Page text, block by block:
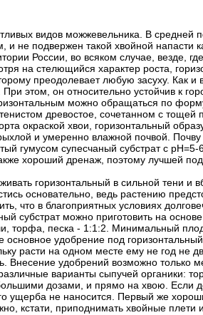
видов можжевельника. В средней
не подвержен такой хвойной напасти
России, во всяком случае, везде,
на стелющийся характер роста,
преодолевает любую засуху. Как и
этом, он относительно устойчив к
можно обращаться по
древостое, сочетанном с тощей
окраской хвои, горизонтальный
и умеренно влажной почвой.
гумусом супесчаный субстрат с
хороший дренаж, поэтому лучшей
горизонтальный в сильной тени и
основательно, ведь растению
что в благоприятных условиях
субстрат можно приготовить на
торфа, песка - 1:1:2. Минимальный
основное удобрение под
расти на одном месте ему не год не
Внесение удобрений возможно только
варианты сыпучей органики:
дозами, и прямо на хвою. Если
ущерба не наносится. Первый же
кстати, приподнимать хвойные плети